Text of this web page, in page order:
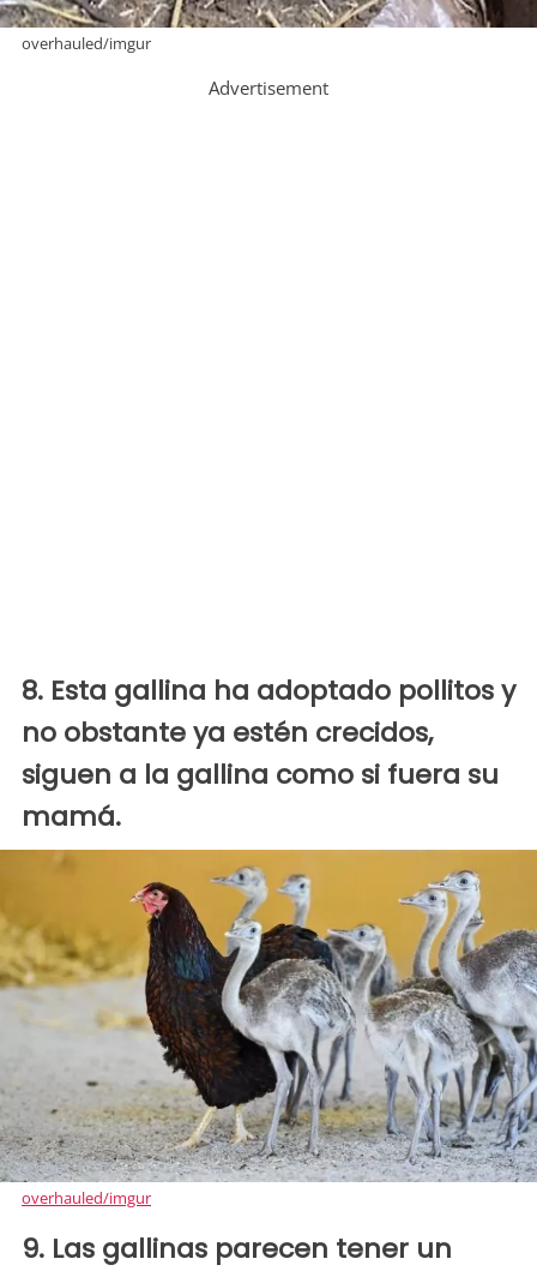
overhauled/imgur
Advertisement
8. Esta gallina ha adoptado pollitos y
no obstante ya estén crecidos,
siguen a la gallina como si fuera su
mamá.
overhauled/imgur
9. Las gallinas parecen tener un